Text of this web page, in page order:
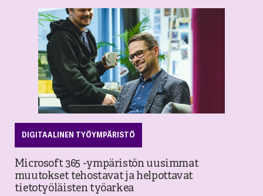
DIGITAALINEN TYÖYMPÄRISTÖ
Microsoft 365 -ympäristön uusimmat
muutokset tehostavat ja helpottavat
tietotyöläisten työarkea